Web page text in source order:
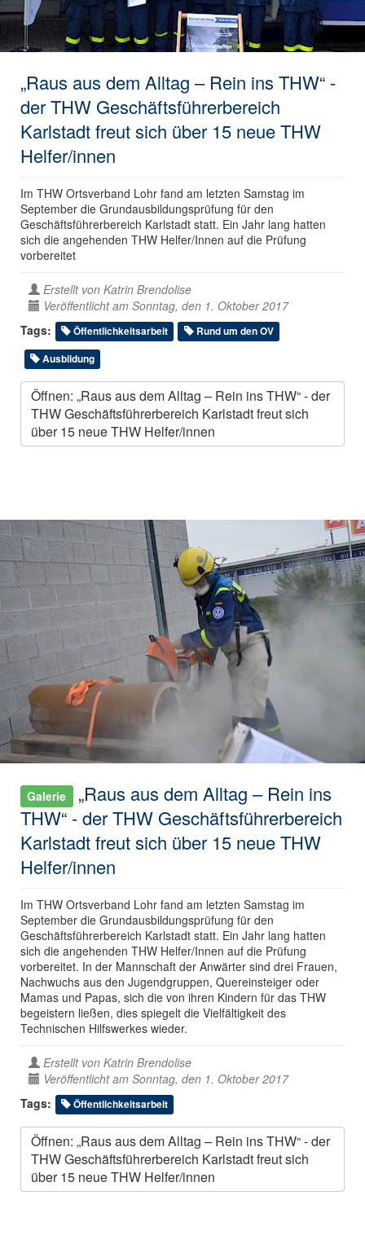
„Raus aus dem Alltag – Rein ins THW“ -
der THW Geschäftsführerbereich
Karlstadt freut sich über 15 neue THW
Helfer/innen
Im THW Ortsverband Lohr fand am letzten Samstag im
September die Grundausbildungsprüfung für den
Geschäftsführerbereich Karlstadt statt. Ein Jahr lang hatten
sich die angehenden THW Helfer/Innen auf die Prüfung
vorbereitet
Erstellt von Katrin Brendolise
Veröffentlicht am Sonntag, den 1. Oktober 2017
Tags:
Öffentlichkeitsarbeit
Rund um den OV
Ausbildung
Öffnen: „Raus aus dem Alltag – Rein ins THW“ - der
THW Geschäftsführerbereich Karlstadt freut sich
über 15 neue THW Helfer/innen
Galerie
„Raus aus dem Alltag – Rein ins
THW“ - der THW Geschäftsführerbereich
Karlstadt freut sich über 15 neue THW
Helfer/innen
Im THW Ortsverband Lohr fand am letzten Samstag im
September die Grundausbildungsprüfung für den
Geschäftsführerbereich Karlstadt statt. Ein Jahr lang hatten
sich die angehenden THW Helfer/Innen auf die Prüfung
vorbereitet. In der Mannschaft der Anwärter sind drei Frauen,
Nachwuchs aus den Jugendgruppen, Quereinsteiger oder
Mamas und Papas, sich die von ihren Kindern für das THW
begeistern ließen, dies spiegelt die Vielfältigkeit des
Technischen Hilfswerkes wieder.
Erstellt von Katrin Brendolise
Veröffentlicht am Sonntag, den 1. Oktober 2017
Tags:
Öffentlichkeitsarbeit
Öffnen: „Raus aus dem Alltag – Rein ins THW“ - der
THW Geschäftsführerbereich Karlstadt freut sich
über 15 neue THW Helfer/innen